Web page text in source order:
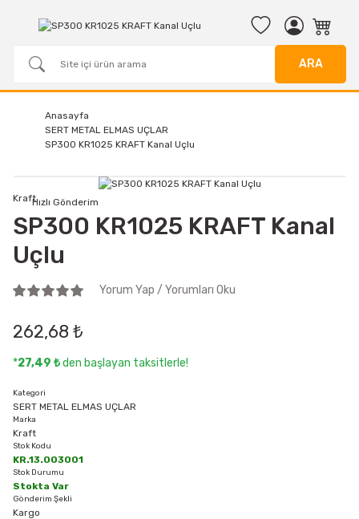
ARA
Anasayfa
SERT METAL ELMAS UÇLAR
SP300 KR1025 KRAFT Kanal Uçlu
Hızlı Gönderim
Kraft
SP300 KR1025 KRAFT Kanal
Uçlu
Yorum Yap / Yorumları Oku
262,68 ₺
*27,49 ₺den başlayan taksitlerle!
Kategori
SERT METAL ELMAS UÇLAR
Marka
Kraft
Stok Kodu
KR.13.003001
Stok Durumu
Stokta Var
Gönderim Şekli
Kargo